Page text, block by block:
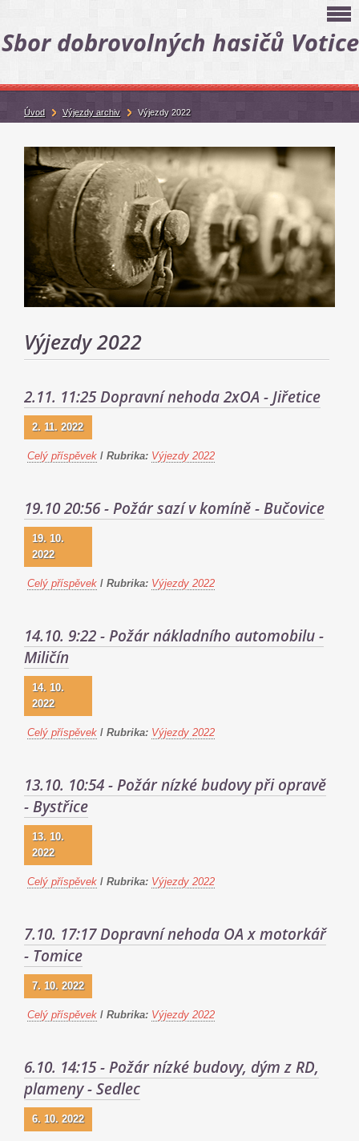
Sbor dobrovolných hasičů Votice
Výjezdy 2022
2.11. 11:25 Dopravní nehoda 2xOA - Jiřetice
2. 11. 2022
Celý příspěvek / Rubrika: Výjezdy 2022
19.10 20:56 - Požár sazí v komíně - Bučovice
19. 10.
2022
Celý příspěvek / Rubrika: Výjezdy 2022
14.10. 9:22 - Požár nákladního automobilu -
Miličín
14. 10.
2022
Celý příspěvek / Rubrika: Výjezdy 2022
13.10. 10:54 - Požár nízké budovy při opravě
- Bystřice
13. 10.
2022
Celý příspěvek / Rubrika: Výjezdy 2022
7.10. 17:17 Dopravní nehoda OA x motorkář
- Tomice
7. 10. 2022
Celý příspěvek / Rubrika: Výjezdy 2022
6.10. 14:15 - Požár nízké budovy, dým z RD,
plameny - Sedlec
6. 10. 2022
Úvod Výjezdy archiv Výjezdy 2022